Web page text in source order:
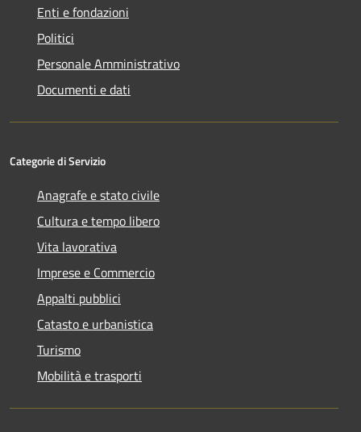
Enti e fondazioni
Politici
Personale Amministrativo
Documenti e dati
Categorie di Servizio
Anagrafe e stato civile
Cultura e tempo libero
Vita lavorativa
Imprese e Commercio
Appalti pubblici
Catasto e urbanistica
Turismo
Mobilità e trasporti